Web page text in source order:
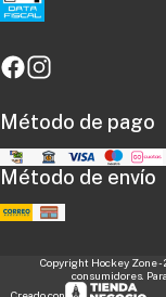
Método de pago
Método de envío
Copyright Hockey Zone -
consumidores.